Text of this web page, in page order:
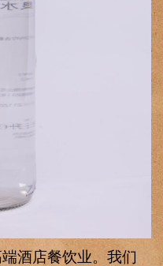
酒店餐饮业。我们